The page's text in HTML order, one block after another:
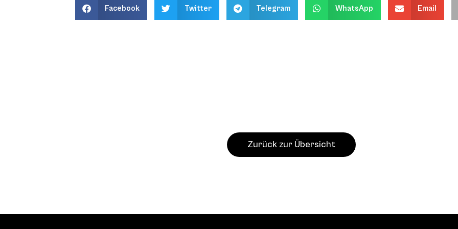
Facebook Twitter Telegram WhatsApp Email
Zurück zur Übersicht